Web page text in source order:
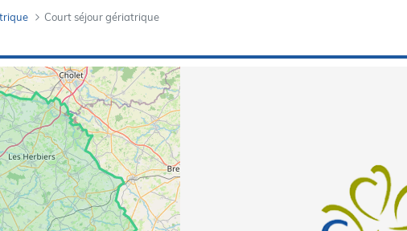
Court séjour gériatrique
- CH-Fontenay